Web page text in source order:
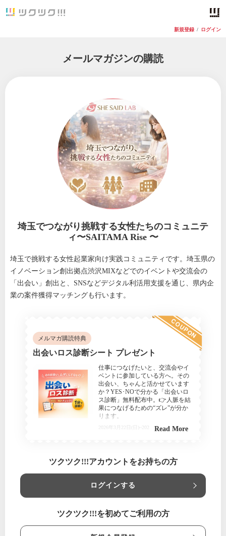
新規登録 / ログイン
メールマガジンの購読
埼玉でつながり挑戦する女性たちのコミュニテ
ィ〜SAITAMA Rise 〜
埼玉で挑戦する女性起業家向け実践コミュニティです。埼玉県の
イノベーション創出拠点渋沢MIXなどでのイベントや交流会の
「出会い」創出と、SNSなどデジタル利活用支援を通じ、県内企
業の案件獲得マッチングも行います。
出会いロス診断シート プレゼント
メルマガ購読特典
仕事につなげたいと、交流会やイ
ベントに参加している方へ。その
出会い、ちゃんと活かせています
か？YES･NOで分かる「出会いロ
ス診断」無料配布中。👉人脈を結
果につなげるための“ズレ”が分か
ります。
2026年3月22日(日)~2026年12月31日(木)
ちのコミュニティ〜SAITAMA Ri
se 〜
【利用条件】
出会いロス診断お楽しみください！
Read More
COUPON
ツクツク!!!アカウントをお持ちの方
ログインする
ツクツク!!!を初めてご利用の方